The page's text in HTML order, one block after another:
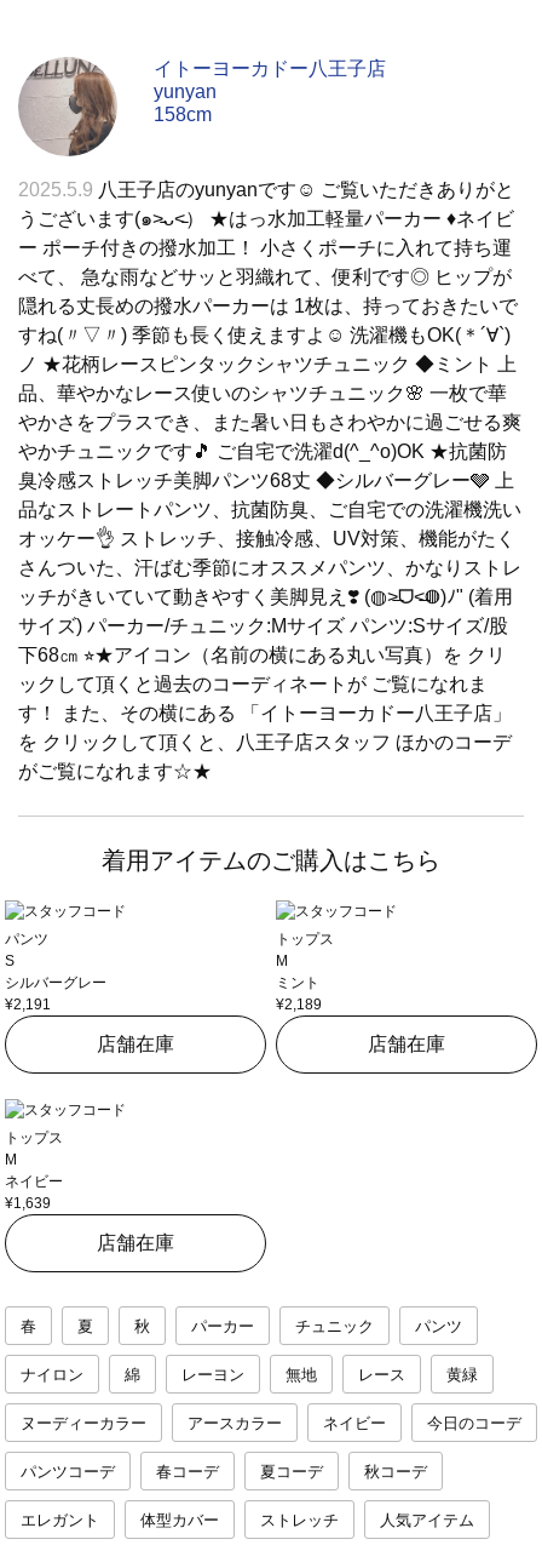
イトーヨーカドー八王子店
yunyan
158cm
2025.5.9 八王子店のyunyanです☺︎ ご覧いただきありがと
うございます(๑˃̵ᴗ˂̵） ★はっ水加工軽量パーカー ♦︎ネイビ
ー ポーチ付きの撥水加工！ 小さくポーチに入れて持ち運
べて、 急な雨などサッと羽織れて、便利です◎ ヒップが
隠れる丈長めの撥水パーカーは 1枚は、持っておきたいで
すね(〃▽〃) 季節も長く使えますよ☺︎ 洗濯機もOK(＊´∀`)
ノ ★花柄レースピンタックシャツチュニック ◆ミント 上
品、華やかなレース使いのシャツチュニック🌸 一枚で華
やかさをプラスでき、また暑い日もさわやかに過ごせる爽
やかチュニックです🎵 ご自宅で洗濯d(^_^o)OK ★抗菌防
臭冷感ストレッチ美脚パンツ68丈 ◆シルバーグレー🩶 上
品なストレートパンツ、抗菌防臭、ご自宅での洗濯機洗い
オッケー👌 ストレッチ、接触冷感、UV対策、機能がたく
さんついた、汗ばむ季節にオススメパンツ、かなりストレ
ッチがきいていて動きやすく美脚見え❣️ (◍˃̶ᗜ˂̶◍)ﾉ" (着用
サイズ) パーカー/チュニック:Mサイズ パンツ:Sサイズ/股
下68㎝ ⭐︎★アイコン（名前の横にある丸い写真）を クリ
ックして頂くと過去のコーディネートが ご覧になれま
す！ また、その横にある 「イトーヨーカドー八王子店」
を クリックして頂くと、八王子店スタッフ ほかのコーデ
がご覧になれます☆★
着用アイテムのご購入はこちら
パンツ
S
シルバーグレー
¥2,191
店舗在庫
トップス
M
ミント
¥2,189
店舗在庫
トップス
M
ネイビー
¥1,639
店舗在庫
春 夏 秋 パーカー チュニック パンツ
ナイロン 綿 レーヨン 無地 レース 黄緑
ヌーディーカラー アースカラー ネイビー 今日のコーデ
パンツコーデ 春コーデ 夏コーデ 秋コーデ
エレガント 体型カバー ストレッチ 人気アイテム